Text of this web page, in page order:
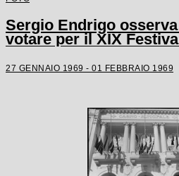
Sergio Endrigo
votare per il XIX
27 GENNAIO 1969 - 01 FEBBRAIO 1969